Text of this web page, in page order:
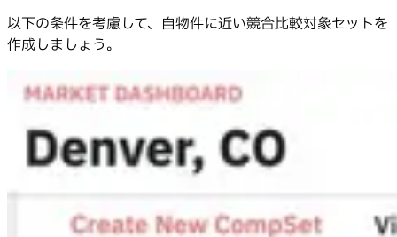
以下の条件を考慮して、自物件に近い競合比較対象セットを
作成しましょう。